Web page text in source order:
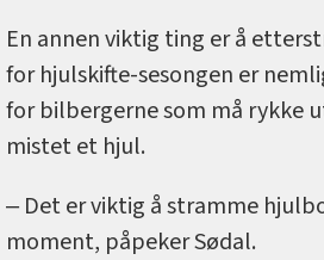
En annen viktig ting er å
for hjulskifte-sesongen er
for bilbergerne som må rykke
mistet et hjul.
‒ Det er viktig å stramme
moment, påpeker Sødal.